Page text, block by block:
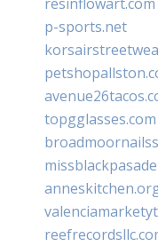
p-sports.net
topgglasses.com